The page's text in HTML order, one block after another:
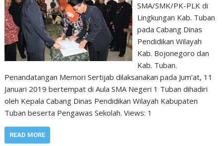
SMA/SMK/PK-PLK di
Lingkungan Kab. Tuban
pada Cabang Dinas
Pendidikan Wilayah
Kab. Bojonegoro dan
Kab. Tuban.
Penandatangan Memori Sertijab dilaksanakan pada Jum’at, 11
Januari 2019 bertempat di Aula SMA Negeri 1 Tuban dihadiri
oleh Kepala Cabang Dinas Pendidikan Wilayah Kabupaten
Tuban beserta Pengawas Sekolah. Views: 1
READ MORE